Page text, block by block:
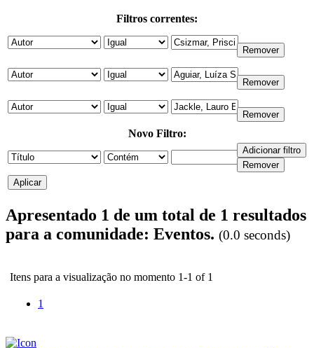
Filtros correntes:
Novo Filtro:
Apresentado 1 de um total de 1 resultados
para a comunidade: Eventos. (0.0 seconds)
Itens para a visualização no momento 1-1 of 1
1